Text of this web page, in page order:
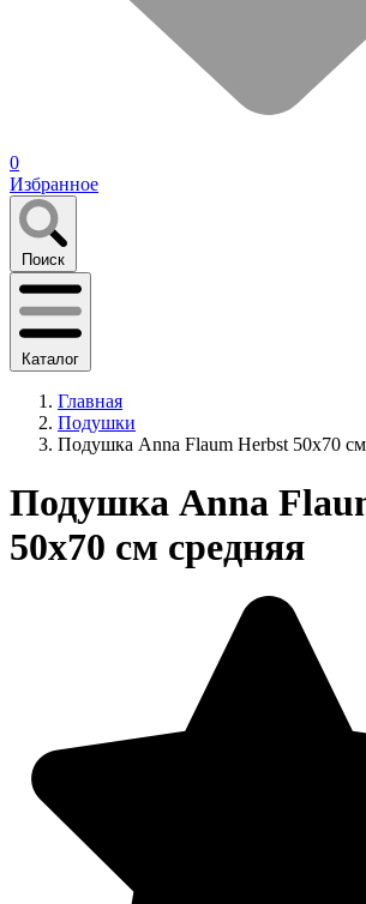
0
Избранное
Поиск
Каталог
Главная
Подушки
Подушка Anna Flaum Herbst 50х70 см
Подушка Anna
50х70 см средняя